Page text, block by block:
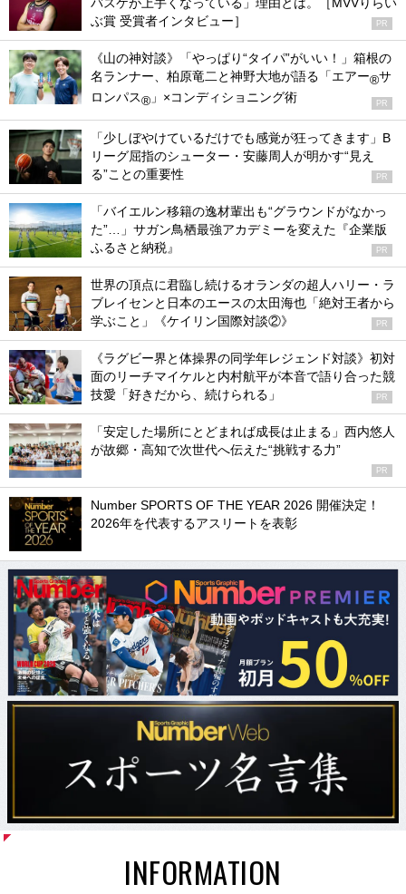
バスケが上手くなっている」理由とは。［MVVりらい
ぶ賞 受賞者インタビュー］
PR
《山の神対談》「やっぱり“タイパ”がいい！」箱根の
名ランナー、柏原竜二と神野大地が語る「エアー®サ
ロンパス® 」×コンディショニング術 PR
「少しぼやけているだけでも感覚が狂ってきます」B
リーグ屈指のシューター・安藤周人が明かす“見え
る”ことの重要性
PR
「バイエルン移籍の逸材輩出も“グラウンドがなかっ
た”…」サガン鳥栖最強アカデミーを変えた『企業版
ふるさと納税』
PR
世界の頂点に君臨し続けるオランダの超人ハリー・ラ
ブレイセンと日本のエースの太田海也「絶対王者から
学ぶこと」《ケイリン国際対談②》
PR
《ラグビー界と体操界の同学年レジェンド対談》初対
面のリーチマイケルと内村航平が本音で語り合った競
技愛「好きだから、続けられる」
PR
「安定した場所にとどまれば成長は止まる」西内悠人
が故郷・高知で次世代へ伝えた“挑戦する力”
PR
Number SPORTS OF THE YEAR 2026 開催決定！
2026年を代表するアスリートを表彰
INFORMATION